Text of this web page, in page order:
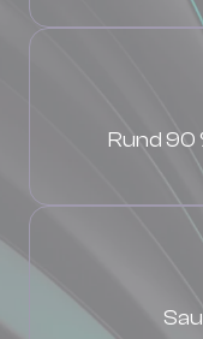
Rund 90